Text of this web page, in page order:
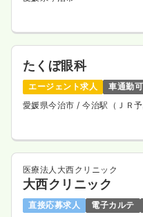
たくぼ眼科
エージェント求人
車通勤可
愛媛県今治市 / 今治駅（ＪＲ
医療法人大西クリニック
大西クリニック
直接応募求人 電子カルテ